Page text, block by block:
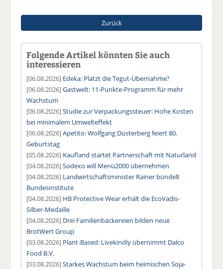
Zurück
Folgende Artikel könnten Sie auch
interessieren
[06.08.2026] Edeka: Platzt die Tegut-Übernahme?
[06.08.2026]Gastwelt: 11-Punkte-Programm für mehr
Wachstum
[06.08.2026]Studie zur Verpackungssteuer: Hohe Kosten
bei minimalem Umwelteffekt
[06.08.2026]Apetito: Wolfgang Düsterberg feiert 80.
Geburtstag
[05.08.2026] Kaufland startet Partnerschaft mit Naturland
[04.08.2026]Sodexo will Menü2000 übernehmen
[04.08.2026] Landwirtschaftsminister Rainer bündelt
Bundesinstitute
[04.08.2026] HB Protective Wear erhält die EcoVadis-
Silber-Medaille
[04.08.2026] Drei Familienbäckereien bilden neue
BrotWert Group
[03.08.2026] Plant-Based: Livekindly übernimmt Dalco
Food B.V.
[03.08.2026]Starkes Wachstum beim heimischen Soja-